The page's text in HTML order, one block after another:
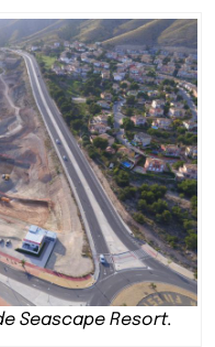
Seascape Resort.